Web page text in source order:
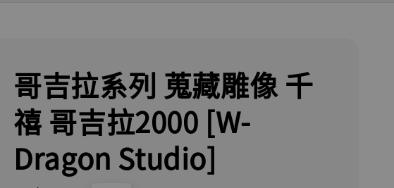
哥吉拉系列 蒐藏雕像 千
禧 哥吉拉2000 [W-
Dragon Studio]